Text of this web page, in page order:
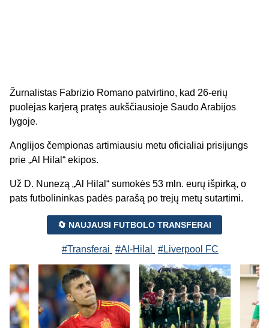
Žurnalistas Fabrizio Romano patvirtino, kad 26-erių
puolėjas karjerą pratęs aukščiausioje Saudo Arabijos
lygoje.
Anglijos čempionas artimiausiu metu oficialiai prisijungs
prie „Al Hilal“ ekipos.
Už D. Nunezą „Al Hilal“ sumokės 53 mln. eurų išpirką, o
pats futbolininkas padės parašą po trejų metų sutartimi.
🔄 NAUJAUSI FUTBOLO TRANSFERAI
#Transferai #Al-Hilal #Liverpool FC